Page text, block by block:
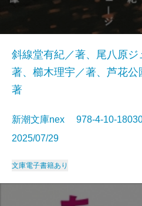
斜線堂有紀／著、尾八原ジ
著、櫛木理宇／著、芦花公
著
新潮文庫nex 978-4-10-
2025/07/29
文庫電子書籍あり